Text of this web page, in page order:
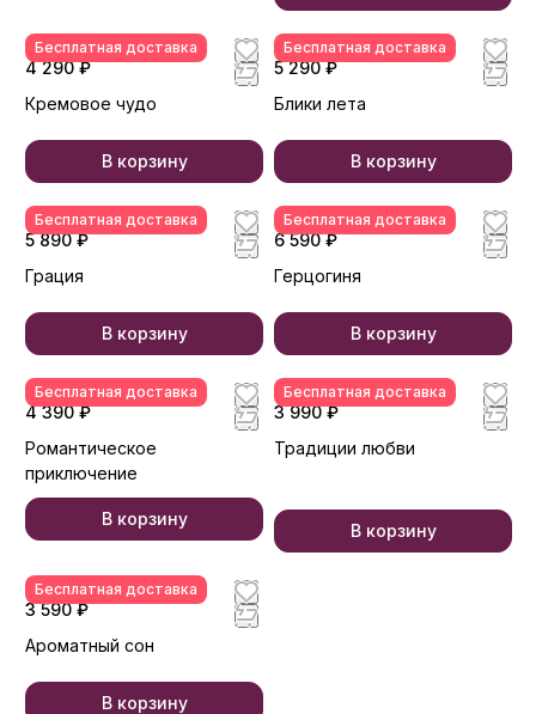
Бесплатная доставка
4 290 ₽
Кремовое чудо
В корзину
Бесплатная доставка
5 290 ₽
Блики лета
В корзину
Бесплатная доставка
5 890 ₽
Грация
В корзину
Бесплатная доставка
6 590 ₽
Герцогиня
В корзину
Бесплатная доставка
4 390 ₽
Романтическое
приключение
В корзину
Бесплатная доставка
3 990 ₽
Традиции любви
В корзину
Бесплатная доставка
3 590 ₽
Ароматный сон
В корзину